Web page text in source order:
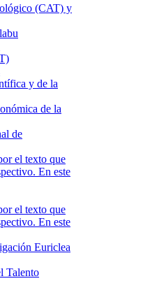
(CAT) y
y de la
de la
de
Euriclea
Talento